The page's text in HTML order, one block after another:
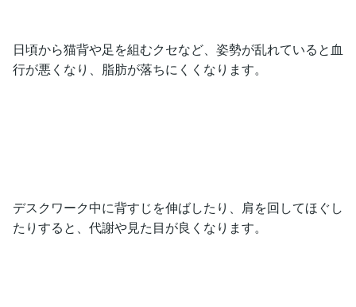
日頃から猫背や足を組むクセなど、姿勢が乱れていると血
行が悪くなり、脂肪が落ちにくくなります。
デスクワーク中に背すじを伸ばしたり、肩を回してほぐし
たりすると、代謝や見た目が良くなります。